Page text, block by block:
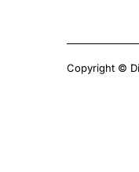
Copyright ©